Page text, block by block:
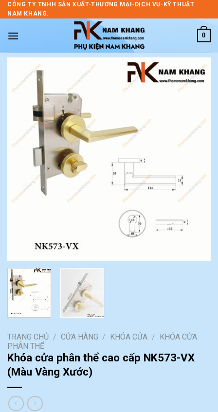
Skip
to
CÔNG TY TNHH SẢN XUẤT-THƯƠNG MẠI-DỊCH VỤ-KỸ THUẬT
NAM KHANG.
0
TRANG CHỦ / CỬA HÀNG / KHÓA CỬA /
KHÓA CỬA
PHÂN THỂ
Khóa cửa phân thể cao cấp NK573-VX
(Màu Vàng Xước)